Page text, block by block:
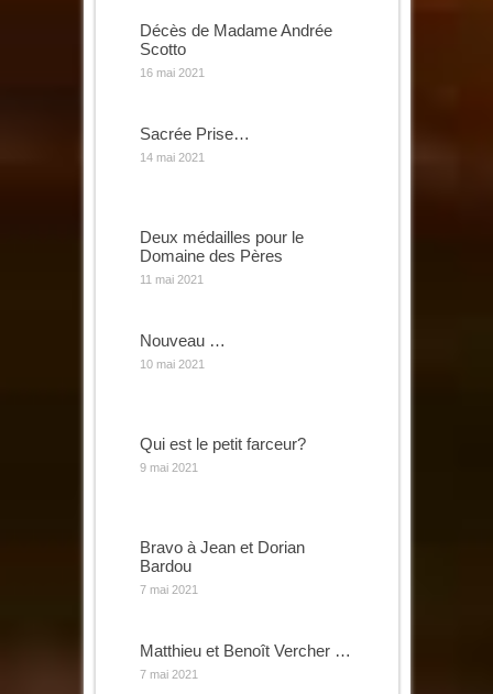
Décès de Madame Andrée
Scotto
16 mai 2021
Sacrée Prise…
14 mai 2021
Deux médailles pour le
Domaine des Pères
11 mai 2021
Nouveau …
10 mai 2021
Qui est le petit farceur?
9 mai 2021
Bravo à Jean et Dorian
Bardou
7 mai 2021
Matthieu et Benoît Vercher …
7 mai 2021